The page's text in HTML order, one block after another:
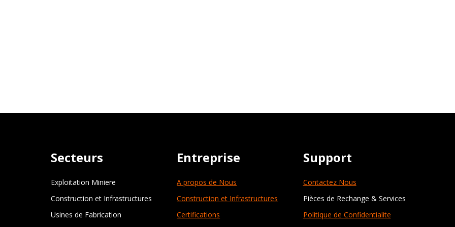
Secteurs
Exploitation Miniere
Construction et Infrastructures
Usines de Fabrication
Entreprise
A propos de Nous
Construction et Infrastructures
Certifications
Support
Contactez Nous
Pièces de Rechange & Services
Politique de Confidentialite